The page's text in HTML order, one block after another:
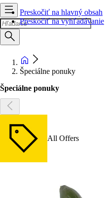
Preskočiť na hlavný obsah
Preskočiť na vyhľadávanie
Špeciálne ponuky
Špeciálne ponuky
All Offers